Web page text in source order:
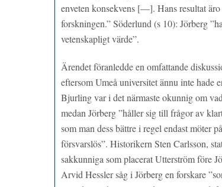
enveten konsekvens [—]. Hans resultat
forskningen.” Söderlund (s 10): Jörberg
vetenskapligt värde”.
Ärendet föranledde en omfattande
eftersom Umeå universitet ännu inte hade
Bjurling var i det närmaste okunnig om
medan Jörberg ”håller sig till frågor av
som man dess bättre i regel endast möter
försvarslös”. Historikern Sten Carlsson,
sakkunniga som placerat Utterström före
Arvid Hessler såg i Jörberg en forskare